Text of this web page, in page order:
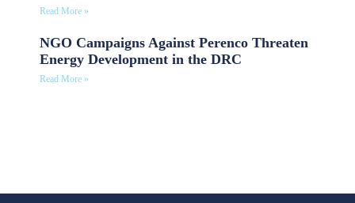
Read More »
NGO Campaigns Against Perenco Threaten
Energy Development in the DRC
Read More »